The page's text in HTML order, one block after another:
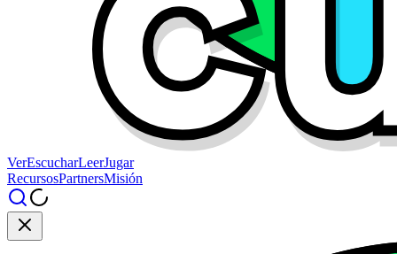
VerEscucharLeerJugar
RecursosPartnersMisión